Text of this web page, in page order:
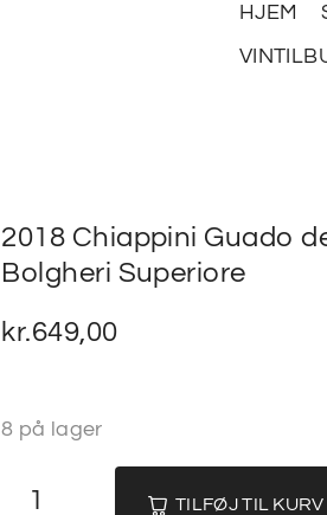
HJEM
2018 Chiappini Guado
Bolgheri Superiore
kr.649,00
8 på lager
TILFØJ TIL KURV